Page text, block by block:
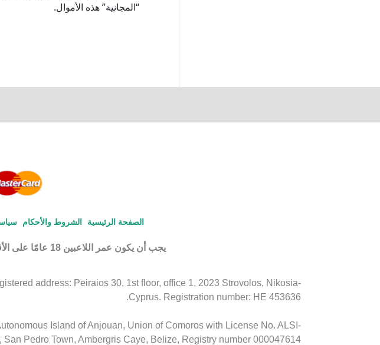
“المجانية” هذه الأموال.
الصفحة الرئيسية الشروط والأحكام
يجب أن يكون عمر اللاعبين 18 عامًا على الأقل حتى يتمكنوا من شراء التذاكر عبر موقعنا الإلكتروني.
address: Peiraios 30, 1st floor, office 1, 2023 Strovolos, Nikosia-
Cyprus. Registration number: HE 453636.
Island of Anjouan, Union of Comoros with License No. ALSI-
Pedro Town, Ambergris Caye, Belize, Registry number 000047614.